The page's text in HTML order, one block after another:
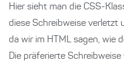
Hier sieht man die CSS-
diese Schreibweise verletzt
da wir im HTML sagen, wie
Die präferierte